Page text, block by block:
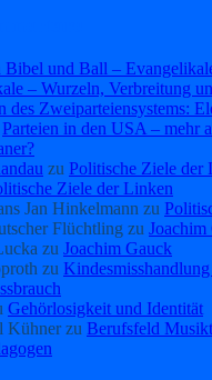
Bibel und Ball –
– Wurzeln, Verbreitung
des Zweiparteiensystems:
Parteien in den USA – mehr
zu Politische Ziele der
Ziele der Linken
Jan Hinkelmann zu
Flüchtling zu Joachim
zu Joachim Gauck
zu
Gehörlosigkeit und Identität
Kühnerzu Berufsfeld